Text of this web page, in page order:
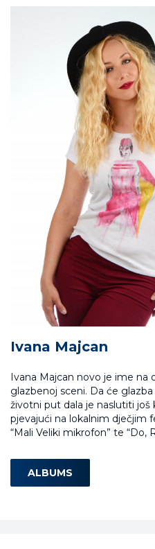
Ivana Majcan
Ivana Majcan novo je ime na
glazbenoj sceni. Da će
životni put dala je naslutiti još
pjevajući na lokalnim dječjim
“Mali Veliki mikrofon” te “Do,
ALBUMS